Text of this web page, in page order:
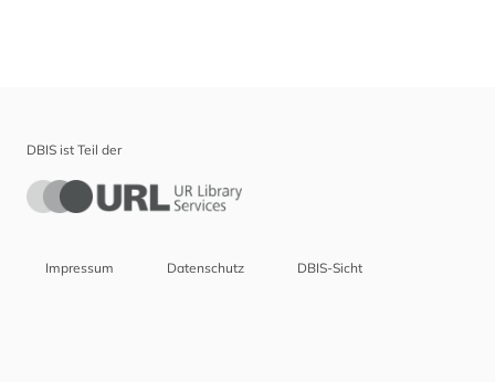
DBIS ist Teil der
Impressum Datenschutz DBIS-Sicht